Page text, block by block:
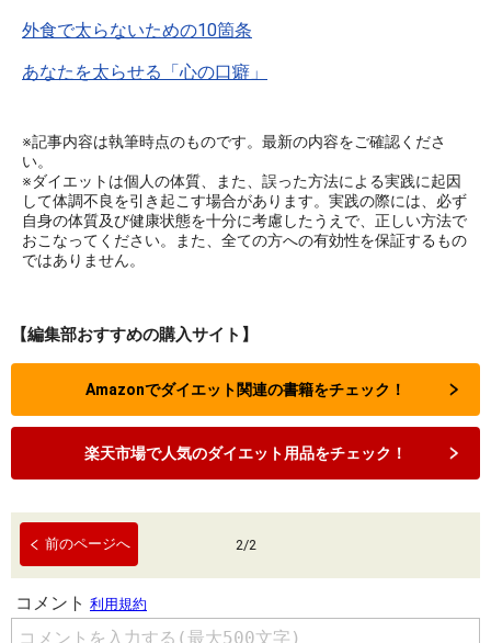
外食で太らないための10箇条
あなたを太らせる「心の口癖」
※記事内容は執筆時点のものです。最新の内容をご確認くださ
い。
※ダイエットは個人の体質、また、誤った方法による実践に起因
して体調不良を引き起こす場合があります。実践の際には、必ず
自身の体質及び健康状態を十分に考慮したうえで、正しい方法で
おこなってください。また、全ての方への有効性を保証するもの
ではありません。
【編集部おすすめの購入サイト】
Amazonでダイエット関連の書籍をチェック！
楽天市場で人気のダイエット用品をチェック！
前のページへ 2/2